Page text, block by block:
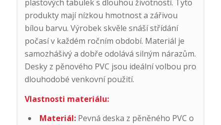
plastových tabulek s dlouhou životností. Tyto
produkty mají nízkou hmotnost a zářivou
bílou barvu. Výrobek skvěle snáší střídání
počasí v každém ročním období. Materiál je
samozhášivý a dobře odolává silným nárazům.
Desky z pěnového PVC jsou ideální volbou pro
dlouhodobé venkovní použití.
Vlastnosti materiálu:
Materiál:Pevná deska z pěněného PVC o